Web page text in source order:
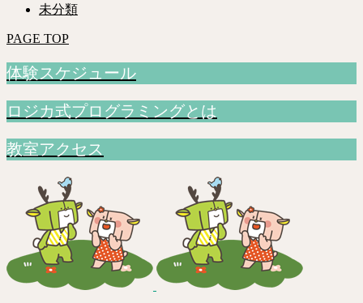
未分類
PAGE TOP
体験スケジュール
ロジカ式プログラミングとは
教室アクセス